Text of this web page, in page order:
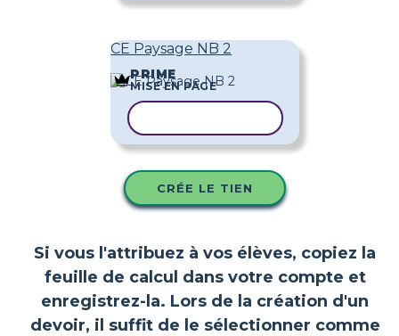
CE Paysage NB 2
PRIME
MISE EN PAGE
CRÉE LE TIEN
Si vous l'attribuez à vos élèves, copiez la
feuille de calcul dans votre compte et
enregistrez-la. Lors de la création d'un
devoir, il suffit de le sélectionner comme